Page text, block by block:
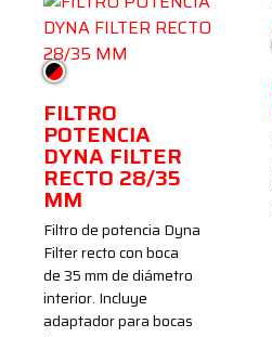
Negro/Rojo
FILTRO
POTENCIA
DYNA FILTER
RECTO 28/35
MM
Filtro de potencia Dyna
Filter recto con boca
de 35 mm de diámetro
interior. Incluye
adaptador para bocas